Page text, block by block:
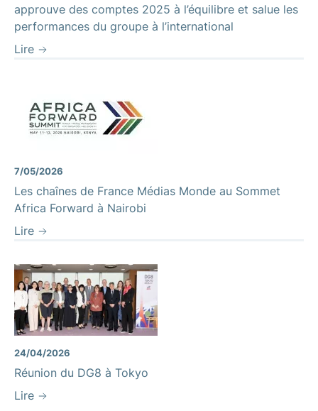
approuve des comptes 2025 à l’équilibre et salue les
performances du groupe à l’international
Lire
7/05/2026
Les chaînes de France Médias Monde au Sommet
Africa Forward à Nairobi
Lire
24/04/2026
Réunion du DG8 à Tokyo
Lire